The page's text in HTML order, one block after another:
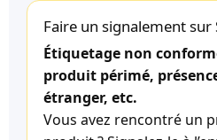
Faire un signalement sur
Étiquetage non
produit périmé,
étranger, etc.
Vous avez rencontré un